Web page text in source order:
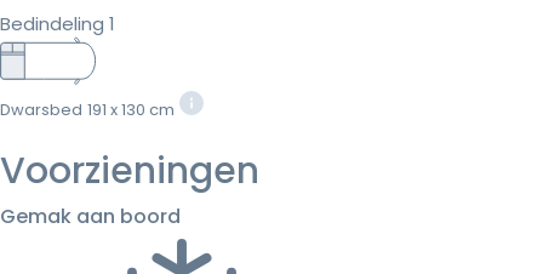
Bedindeling 1
Dwarsbed 191 x 130 cm
Voorzieningen
Gemak aan boord